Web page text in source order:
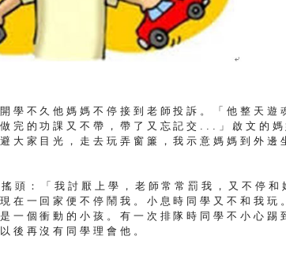
學不久他媽媽不停接到老師投訴。「他整天遊
完的功課又不帶，帶了又忘記交...」啟文的媽
大家目光，走去玩弄窗簾，我示意媽媽到外邊
頭：「我討厭上學，老師常常罰我，又不停和
在一回家便不停鬧我。小息時同學又不和我玩
一個衝動的小孩。有一次排隊時同學不小心踢
後再沒有同學理會他。